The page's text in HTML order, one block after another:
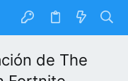
de The